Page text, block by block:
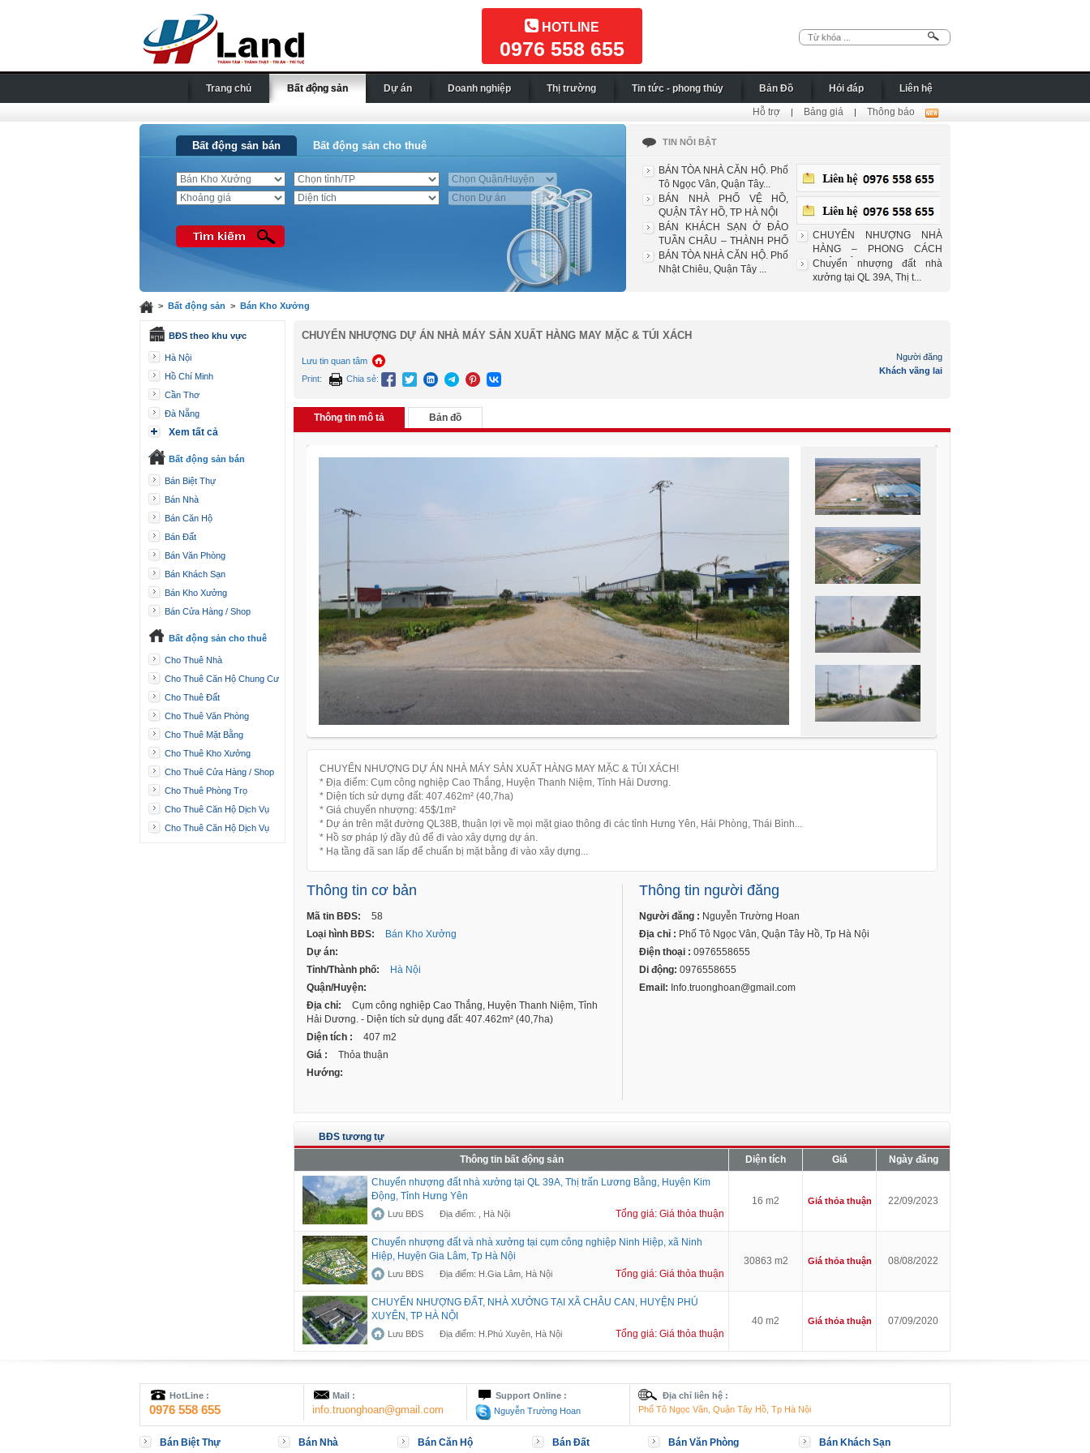
HOTLINE
0976 558 655
Trang chủ Bất động sản Dự án Doanh nghiệp Thị trường Tin tức - phong thủy Bản Đồ Hỏi đáp Liên hệ
Hỗ trợ | Bảng giá | Thông báo
Bất động sản bán Bất động sản cho thuê TIN NỔI BẬT
BÁN TÒA NHÀ CĂN HỘ. Phố
Tô Ngọc Vân, Quận Tây...
BÁN NHÀ PHỐ VỆ HỒ,
QUẬN TÂY HỒ, TP HÀ NỘI
BÁN KHÁCH SẠN Ở ĐẢO
TUẦN CHÂU – THÀNH PHỐ
HẠ ...
BÁN TÒA NHÀ CĂN HỘ. Phố
Nhật Chiêu, Quận Tây ...
CHUYỂN NHƯỢNG NHÀ
HÀNG – PHONG CÁCH
NHẬT BẢN!
Chuyển nhượng đất nhà
xưởng tại QL 39A, Thị t...
> Bất động sản > Bán Kho Xưởng
BĐS theo khu vực
Hà Nội
Hồ Chí Minh
Cần Thơ
Đà Nẵng
Xem tất cả
Bất động sản bán
Bán Biệt Thự
Bán Nhà
Bán Căn Hộ
Bán Đất
Bán Văn Phòng
Bán Khách Sạn
Bán Kho Xưởng
Bán Cửa Hàng / Shop
Bất động sản cho thuê
Cho Thuê Nhà
Cho Thuê Căn Hộ Chung Cư
Cho Thuê Đất
Cho Thuê Văn Phòng
Cho Thuê Mặt Bằng
Cho Thuê Kho Xưởng
Cho Thuê Cửa Hàng / Shop
Cho Thuê Phòng Trọ
Cho Thuê Căn Hộ Dịch Vụ
Cho Thuê Căn Hộ Dịch Vụ
CHUYỂN NHƯỢNG DỰ ÁN NHÀ MÁY SẢN XUẤT HÀNG MAY MẶC & TÚI XÁCH
Lưu tin quan tâm
Print:
Chia sẻ:
Người đăng
Khách vãng lai
Thông tin mô tả Bản đồ
CHUYỂN NHƯỢNG DỰ ÁN NHÀ MÁY SẢN XUẤT HÀNG MAY MẶC & TÚI XÁCH!
* Địa điểm: Cụm công nghiệp Cao Thắng, Huyện Thanh Niệm, Tỉnh Hải Dương.
* Diện tích sử dựng đất: 407.462m² (40,7ha)
* Giá chuyển nhượng: 45$/1m²
* Dự án trên mặt đường QL38B, thuận lợi về mọi mặt giao thông đi các tỉnh Hưng Yên, Hải Phòng, Thái Bình...
* Hồ sơ pháp lý đầy đủ để đi vào xây dựng dự án.
* Hạ tầng đã san lấp để chuẩn bị mặt bằng đi vào xây dựng...
Thông tin cơ bản
Mã tin BĐS:
58
Loại hình BĐS:
Bán Kho Xưởng
Dự án:
Tỉnh/Thành phố:
Hà Nội
Quận/Huyện:
Địa chỉ:
Cụm công nghiệp Cao Thắng, Huyện Thanh Niệm, Tỉnh
Hải Dương. - Diện tích sử dụng đất: 407.462m² (40,7ha)
Diện tích :
407 m2
Giá :
Thỏa thuận
Hướng:
Thông tin người đăng
Người đăng : Nguyễn Trường Hoan
Địa chỉ : Phố Tô Ngọc Vân, Quận Tây Hồ, Tp Hà Nội
Điện thoại : 0976558655
Di động: 0976558655
Email: Info.truonghoan@gmail.com
BĐS tương tự
Thông tin bất động sản
Diện tích Giá
Ngày đăng
Chuyển nhượng đất nhà xưởng tại QL 39A, Thị trấn Lương Bằng, Huyện Kim
Động, Tỉnh Hưng Yên
Lưu BĐS Địa điểm: , Hà Nội Tổng giá: Giá thỏa thuận
16 m2 Giá thỏa thuận 22/09/2023
Chuyển nhượng đất và nhà xưởng tại cụm công nghiệp Ninh Hiệp, xã Ninh
Hiệp, Huyện Gia Lâm, Tp Hà Nội
Lưu BĐS Địa điểm: H.Gia Lâm, Hà Nội Tổng giá: Giá thỏa thuận
30863 m2 Giá thỏa thuận 08/08/2022
CHUYỂN NHƯỢNG ĐẤT, NHÀ XƯỞNG TẠI XÃ CHÂU CAN, HUYỆN PHÚ
XUYÊN, TP HÀ NỘI
Lưu BĐS Địa điểm: H.Phú Xuyên, Hà Nội Tổng giá: Giá thỏa thuận
40 m2 Giá thỏa thuận 07/09/2020
HotLine :
0976 558 655
Mail :
info.truonghoan@gmail.com
Support Online :
Nguyễn Trường Hoan
Địa chỉ liên hệ :
Phố Tô Ngọc Vân, Quận Tây Hồ, Tp Hà Nội
Bán Biệt Thự Bán Nhà Bán Căn Hộ Bán Đất Bán Văn Phòng Bán Khách Sạn